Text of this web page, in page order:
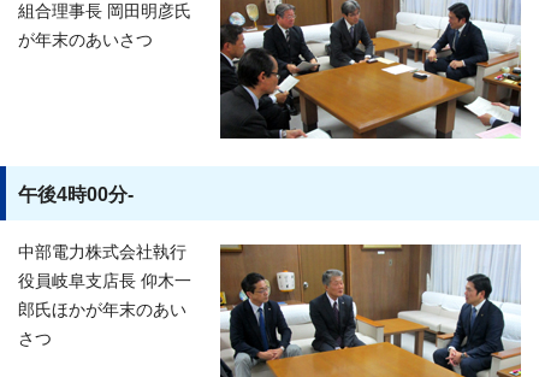
組合理事長 岡田明彦氏
が年末のあいさつ
午後4時00分-
中部電力株式会社執行
役員岐阜支店長 仰木一
郎氏ほかが年末のあい
さつ